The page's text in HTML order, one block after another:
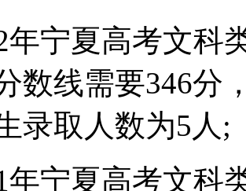
年宁夏高考文科
数线需要346分
录取人数为5人;
年宁夏高考文科